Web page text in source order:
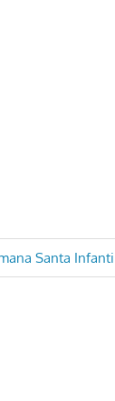
Santa